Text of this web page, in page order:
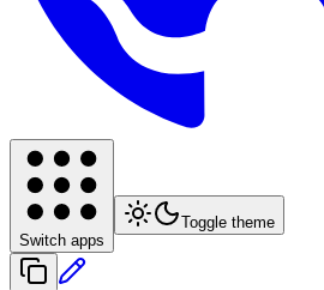
Switch apps
Toggle theme